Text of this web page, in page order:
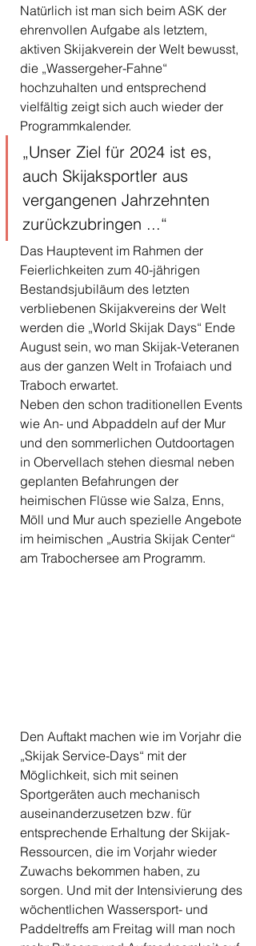
Natürlich ist man sich beim ASK der
ehrenvollen Aufgabe als letztem,
aktiven Skijakverein der Welt bewusst,
die „Wassergeher-Fahne“
hochzuhalten und entsprechend
vielfältig zeigt sich auch wieder der
Programmkalender.
„Unser Ziel für 2024 ist es,
auch Skijaksportler aus
vergangenen Jahrzehnten
zurückzubringen ...“
Das Hauptevent im Rahmen der
Feierlichkeiten zum 40-jährigen
Bestandsjubiläum des letzten
verbliebenen Skijakvereins der Welt
werden die „World Skijak Days“ Ende
August sein, wo man Skijak-Veteranen
aus der ganzen Welt in Trofaiach und
Traboch erwartet.
Neben den schon traditionellen Events
wie An- und Abpaddeln auf der Mur
und den sommerlichen Outdoortagen
in Obervellach stehen diesmal neben
geplanten Befahrungen der
heimischen Flüsse wie Salza, Enns,
Möll und Mur auch spezielle Angebote
im heimischen „Austria Skijak Center“
am Trabochersee am Programm.
Den Auftakt machen wie im Vorjahr die
„Skijak Service-Days“ mit der
Möglichkeit, sich mit seinen
Sportgeräten auch mechanisch
auseinanderzusetzen bzw. für
entsprechende Erhaltung der Skijak-
Ressourcen, die im Vorjahr wieder
Zuwachs bekommen haben, zu
sorgen. Und mit der Intensivierung des
wöchentlichen Wassersport- und
Paddeltreffs am Freitag will man noch